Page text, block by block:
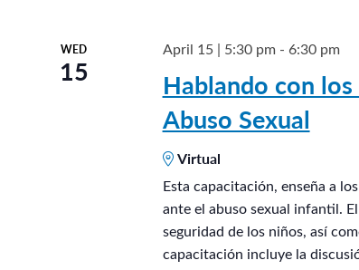
WED
15
Hablando con
Abuso Sexual
April 15 | 5:30 pm- 6:30 pm
Virtual
Esta capacitación, enseña a
ante el abuso sexual infantil.
seguridad de los niños, así
capacitación incluye la